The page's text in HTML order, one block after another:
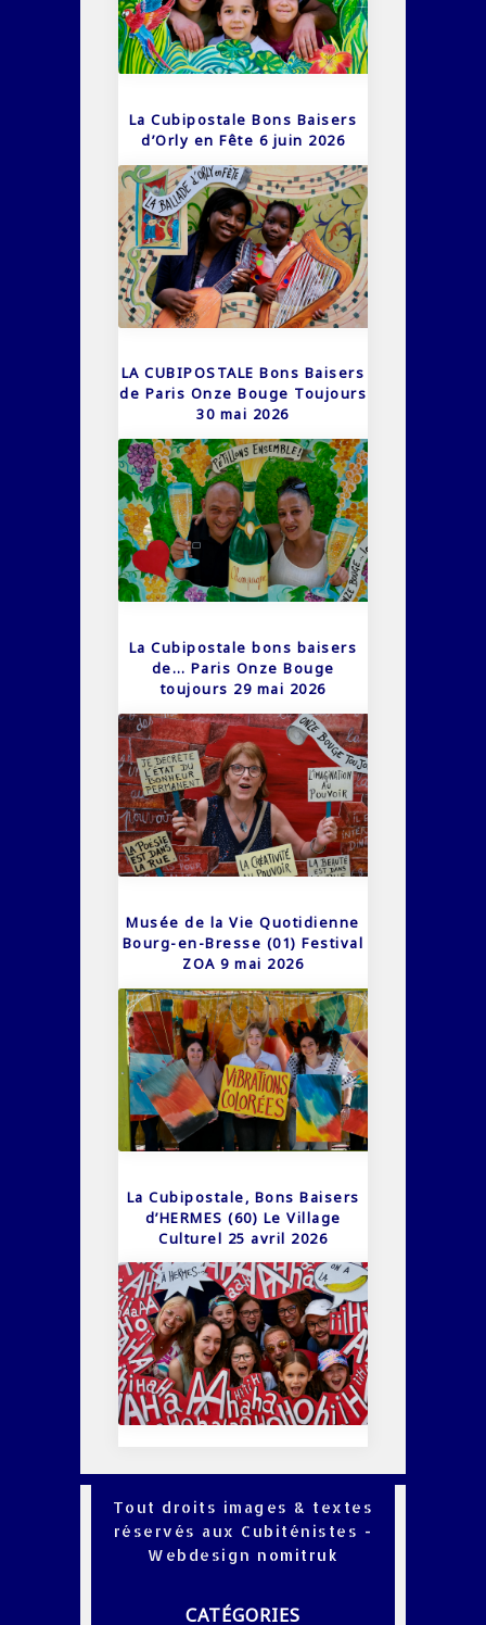
La Cubipostale Bons Baisers
d’Orly en Fête 6 juin 2026
LA CUBIPOSTALE Bons Baisers
de Paris Onze Bouge Toujours
30 mai 2026
La Cubipostale bons baisers
de… Paris Onze Bouge
toujours 29 mai 2026
Musée de la Vie Quotidienne
Bourg-en-Bresse (01) Festival
ZOA 9 mai 2026
La Cubipostale, Bons Baisers
d’HERMES (60) Le Village
Culturel 25 avril 2026
Tout droits images & textes
réservés aux Cubiténistes -
Webdesign nomitruk
CATÉGORIES